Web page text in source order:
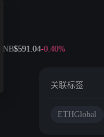
$591.04-0.40%
关联标签
ETHGlobal